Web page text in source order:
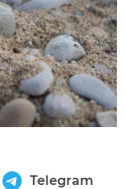
Telegram